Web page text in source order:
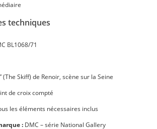
techniques
BL1068/71
(The Skiff) de Renoir, scène sur la Seine
de croix compté
les éléments nécessaires inclus
: DMC – série National Gallery